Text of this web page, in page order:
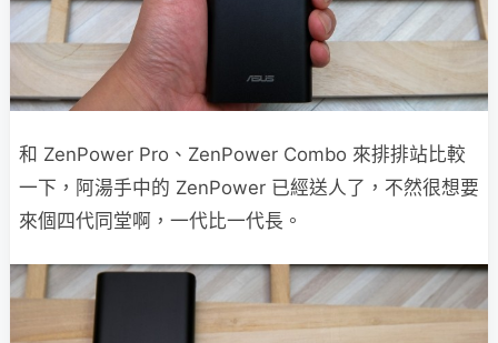
和 ZenPower Pro、ZenPower Combo 來排排站比較
一下，阿湯手中的 ZenPower 已經送人了，不然很想要
來個四代同堂啊，一代比一代長。